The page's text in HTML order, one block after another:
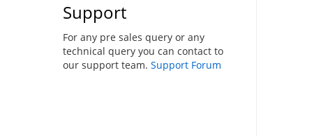
Support
For any pre sales query or any
technical query you can contact to
our support team. Support Forum